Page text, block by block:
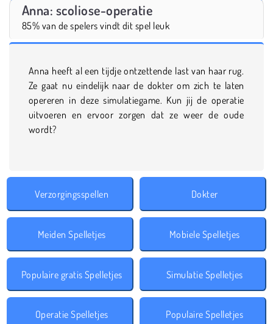
Anna: scoliose-operatie
85% van de spelers vindt dit spel leuk
Anna heeft al een tijdje ontzettende last van haar rug.
Ze gaat nu eindelijk naar de dokter om zich te laten
opereren in deze simulatiegame. Kun jij de operatie
uitvoeren en ervoor zorgen dat ze weer de oude
wordt?
Verzorgingsspellen Dokter
Meiden Spelletjes Mobiele Spelletjes
Populaire gratis Spelletjes Simulatie Spelletjes
Operatie Spelletjes Populaire Spelletjes